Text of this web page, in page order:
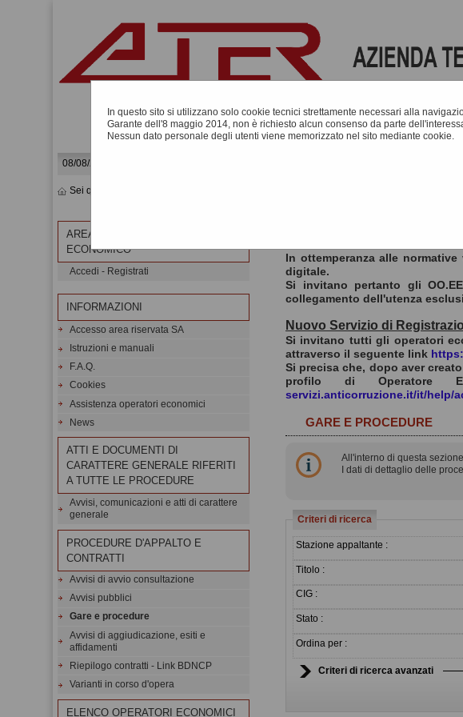
08/08/2026 09:21
Sei qui:
In questo sito si utilizzano solo cookie tecnici strettamente necessari alla
Garante dell'8 maggio 2014, non è richiesto alcun consenso da parte
Nessun dato personale degli utenti viene memorizzato nel sito mediante cookie.
In ottemperanza alle
digitale.
Si invitano pertanto gli
collegamento dell'utenza
Nuovo Servizio di
Si invitano tutti gli operatori
attraverso il seguente link
Si precisa che, dopo aver
profilo di Operatore
servizi.anticorruzione.it/it/help/
GARE E PROCEDURE
All'interno di questa
I dati di dettaglio delle
Criteri di ricerca
Stazione appaltante :
Titolo :
CIG :
Stato :
Ordina per :
Criteri di ricerca avanzati
AREA RISERVATA OPERATORE
ECONOMICO
Accedi - Registrati
INFORMAZIONI
Accesso area riservata SA
Istruzioni e manuali
F.A.Q.
Cookies
Assistenza operatori economici
News
ATTI E DOCUMENTI DI
CARATTERE GENERALE RIFERITI
A TUTTE LE PROCEDURE
Avvisi, comunicazioni e atti di carattere
generale
PROCEDURE D'APPALTO E
CONTRATTI
Avvisi di avvio consultazione
Avvisi pubblici
Gare e procedure
Avvisi di aggiudicazione, esiti e
affidamenti
Riepilogo contratti - Link BDNCP
Varianti in corso d'opera
ELENCO OPERATORI ECONOMICI